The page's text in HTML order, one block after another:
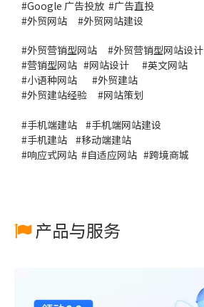
#Google 广告投放 #广告直投
#外贸网站 #外贸网站建设
#外贸营销型网站 #外贸营销型网站设计
#营销型网站 #网站设计 #英文网站
#小语种网站 #外贸建站
#外贸建站经验 #网站策划
#手机端建站 #手机端网站建设
#手机建站 #移动端建站
#响应式网站 #自适应网站 #跨境商城
产品与服务